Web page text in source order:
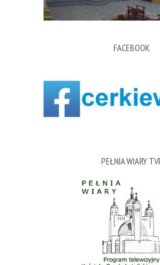
FACEBOOK
PEŁNIA WIARY